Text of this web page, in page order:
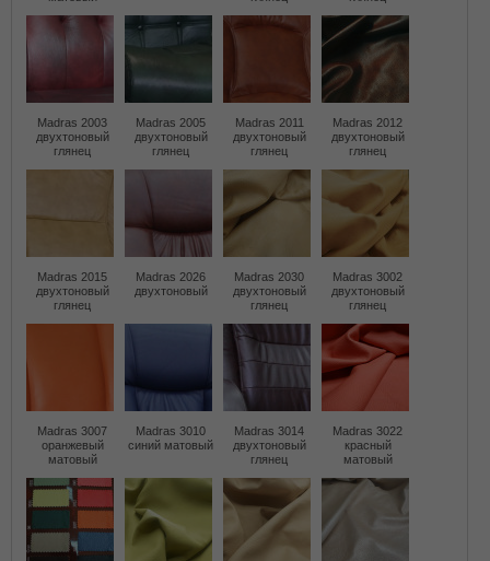
Madras 2003
двухтоновый
глянец
Madras 2005
двухтоновый
глянец
Madras 2011
двухтоновый
глянец
Madras 2012
двухтоновый
глянец
Madras 2015
двухтоновый
глянец
Madras 2026
двухтоновый
Madras 2030
двухтоновый
глянец
Madras 3002
двухтоновый
глянец
Madras 3007
оранжевый
матовый
Madras 3010
синий матовый
Madras 3014
двухтоновый
глянец
Madras 3022
красный
матовый